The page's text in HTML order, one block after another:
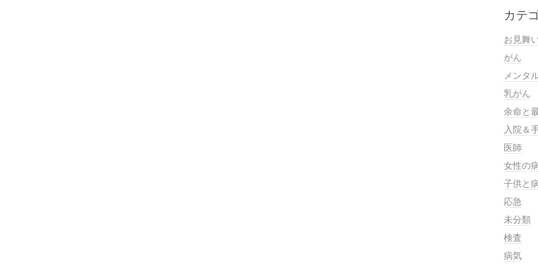
カテ
お見舞
がん
メンタ
乳がん
余命と
入院＆
医師
女性の
子供と
応急
未分類
検査
病気